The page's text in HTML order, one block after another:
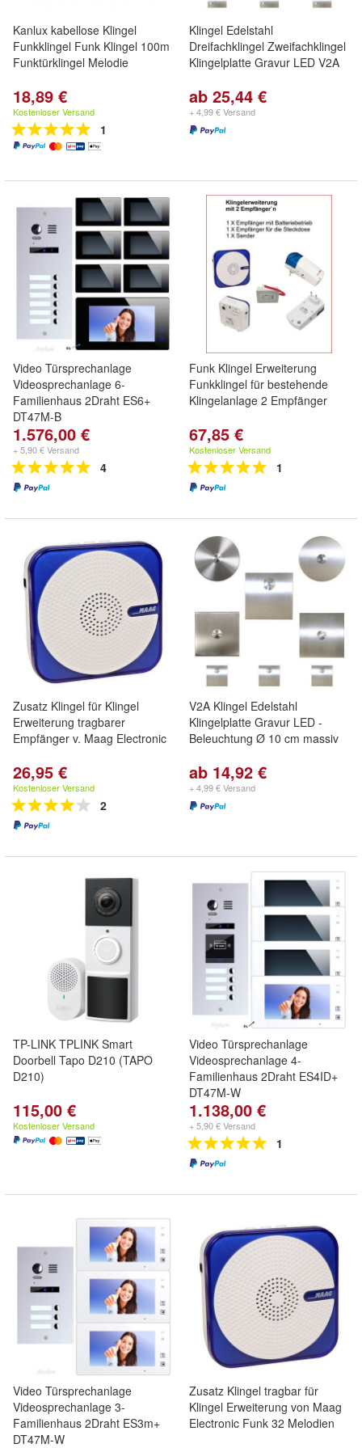
Kanlux kabellose Klingel
Funkklingel Funk Klingel 100m
Funktürklingel Melodie
18,89 €
Kostenloser Versand
1
Klingel Edelstahl
Dreifachklingel Zweifachklingel
Klingelplatte Gravur LED V2A
ab 25,44 €
+ 4,99 € Versand
Video Türsprechanlage
Videosprechanlage 6-
Familienhaus 2Draht ES6+
DT47M-B
1.576,00 €
+ 5,90 € Versand
4
Funk Klingel Erweiterung
Funkklingel für bestehende
Klingelanlage 2 Empfänger
67,85 €
Kostenloser Versand
1
Zusatz Klingel für Klingel
Erweiterung tragbarer
Empfänger v. Maag Electronic
26,95 €
Kostenloser Versand
2
V2A Klingel Edelstahl
Klingelplatte Gravur LED -
Beleuchtung Ø 10 cm massiv
ab 14,92 €
+ 4,99 € Versand
TP-LINK TPLINK Smart
Doorbell Tapo D210 (TAPO
D210)
115,00 €
Kostenloser Versand
Video Türsprechanlage
Videosprechanlage 4-
Familienhaus 2Draht ES4ID+
DT47M-W
1.138,00 €
+ 5,90 € Versand
1
Video Türsprechanlage
Videosprechanlage 3-
Familienhaus 2Draht ES3m+
DT47M-W
Zusatz Klingel tragbar für
Klingel Erweiterung von Maag
Electronic Funk 32 Melodien